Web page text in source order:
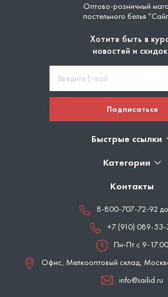
Оптово-розничный
постельного белья
Хотите быть в
новостей и
Подписаться
Быстрые ссылки
Категории
Контакты
8-800-707-72-92
+7 (910) 089-53-
Пн-Пт с 9-17.00
Офис, Мелкооптовый склад,
info@sailid.ru